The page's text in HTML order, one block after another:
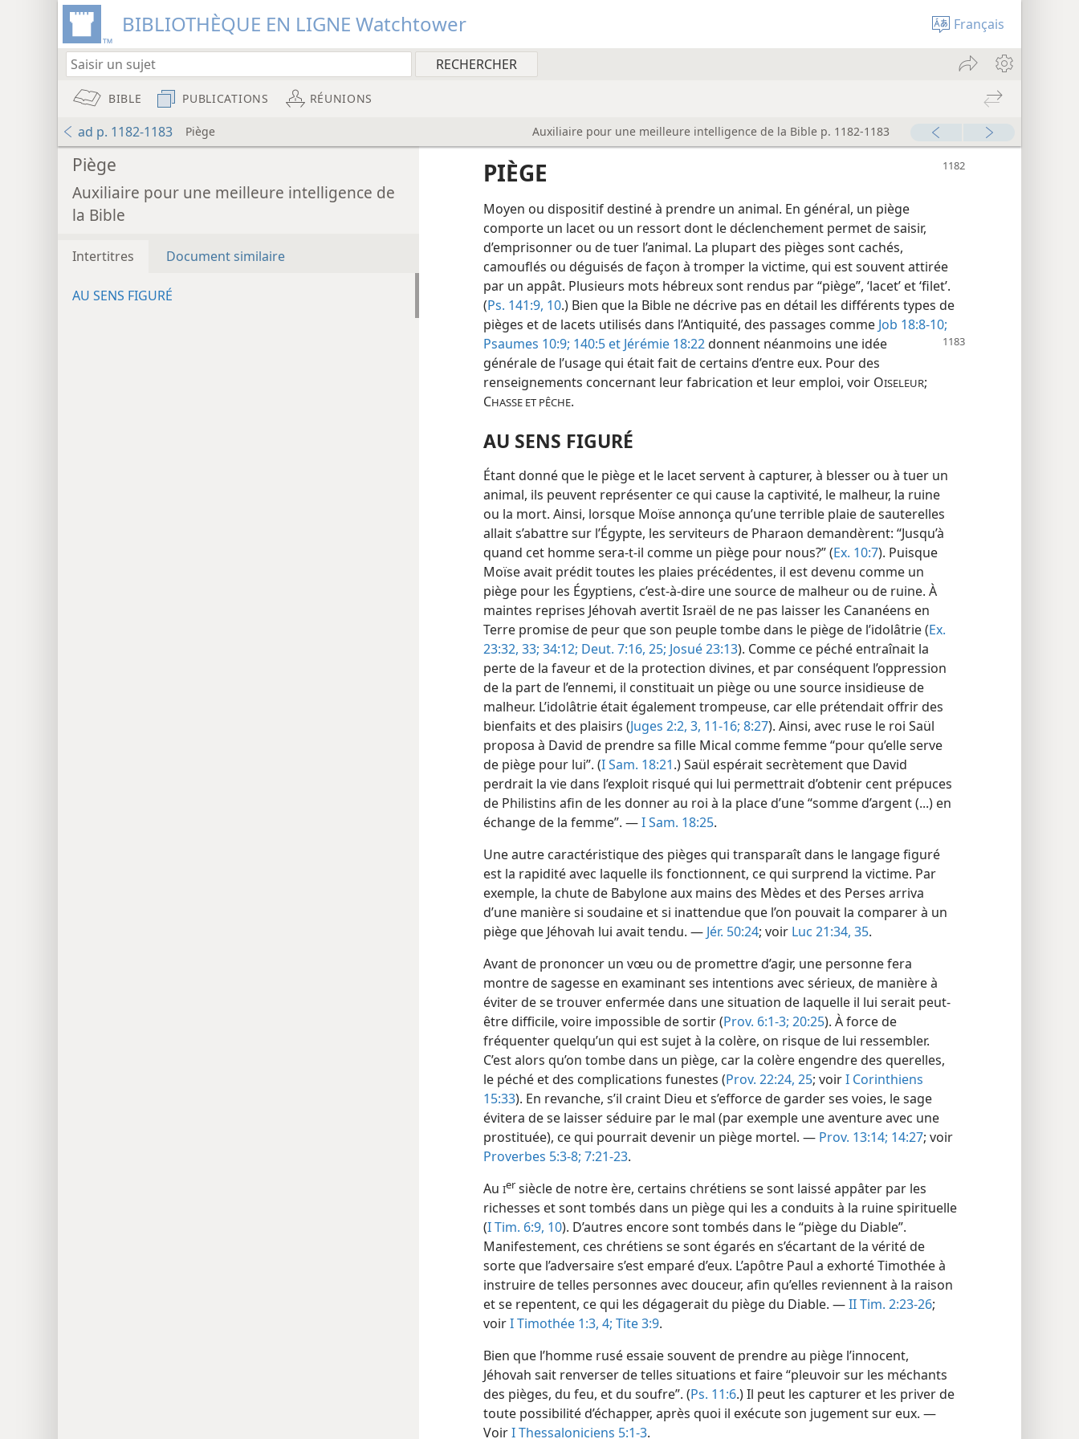
BIBLIOTHÈQUE EN LIGNE Watchtower Français
BIBLE PUBLICATIONS RÉUNIONS
ad p. 1182-1183 Piège Auxiliaire pour une meilleure intelligence de la Bible p. 1182-1183
Piège
Auxiliaire pour une meilleure intelligence de
la Bible
Intertitres Document similaire
AU SENS FIGURÉ
PIÈGE
Moyen ou dispositif destiné à prendre un animal. En général, un piège
comporte un lacet ou un ressort dont le déclenchement permet de saisir,
d’emprisonner ou de tuer l’animal. La plupart des pièges sont cachés,
camouflés ou déguisés de façon à tromper la victime, qui est souvent attirée
par un appât. Plusieurs mots hébreux sont rendus par “piège”, ‘lacet’ et ‘filet’.
(Ps. 141:9, 10.) Bien que la Bible ne décrive pas en détail les différents types de
pièges et de lacets utilisés dans l’Antiquité, des passages comme Job 18:8-10;
Psaumes 10:9; 140:5 et Jérémie 18:22donnent néanmoins une idée
générale de l’usage qui était fait de certains d’entre eux. Pour des
renseignements concernant leur fabrication et leur emploi, voir OISELEUR;
CHASSE ET PÊCHE.
AU SENS FIGURÉ
Étant donné que le piège et le lacet servent à capturer, à blesser ou à tuer un
animal, ils peuvent représenter ce qui cause la captivité, le malheur, la ruine
ou la mort. Ainsi, lorsque Moïse annonça qu’une terrible plaie de sauterelles
allait s’abattre sur l’Égypte, les serviteurs de Pharaon demandèrent: “Jusqu’à
quand cet homme sera-​t-​il comme un piège pour nous?” (Ex. 10:7). Puisque
Moïse avait prédit toutes les plaies précédentes, il est devenu comme un
piège pour les Égyptiens, c’est-à-dire une source de malheur ou de ruine. À
maintes reprises Jéhovah avertit Israël de ne pas laisser les Cananéens en
Terre promise de peur que son peuple tombe dans le piège de l’idolâtrie (Ex.
23:32, 33; 34:12; Deut. 7:16, 25; Josué 23:13). Comme ce péché entraînait la
perte de la faveur et de la protection divines, et par conséquent l’oppression
de la part de l’ennemi, il constituait un piège ou une source insidieuse de
malheur. L’idolâtrie était également trompeuse, car elle prétendait offrir des
bienfaits et des plaisirs (Juges 2:2, 3, 11-16; 8:27). Ainsi, avec ruse le roi Saül
proposa à David de prendre sa fille Mical comme femme “pour qu’elle serve
de piège pour lui”. (I Sam. 18:21.) Saül espérait secrètement que David
perdrait la vie dans l’exploit risqué qui lui permettrait d’obtenir cent prépuces
de Philistins afin de les donner au roi à la place d’une “somme d’argent (...) en
échange de la femme”. —I Sam. 18:25.
Une autre caractéristique des pièges qui transparaît dans le langage figuré
est la rapidité avec laquelle ils fonctionnent, ce qui surprend la victime. Par
exemple, la chute de Babylone aux mains des Mèdes et des Perses arriva
d’une manière si soudaine et si inattendue que l’on pouvait la comparer à un
piège que Jéhovah lui avait tendu. — Jér. 50:24; voir Luc 21:34, 35.
Avant de prononcer un vœu ou de promettre d’agir, une personne fera
montre de sagesse en examinant ses intentions avec sérieux, de manière à
éviter de se trouver enfermée dans une situation de laquelle il lui serait peut-
être difficile, voire impossible de sortir (Prov. 6:1-3; 20:25). À force de
fréquenter quelqu’un qui est sujet à la colère, on risque de lui ressembler.
C’est alors qu’on tombe dans un piège, car la colère engendre des querelles,
le péché et des complications funestes (Prov. 22:24, 25; voirI Corinthiens
15:33). En revanche, s’il craint Dieu et s’efforce de garder ses voies, le sage
évitera de se laisser séduire par le mal (par exemple une aventure avec une
prostituée), ce qui pourrait devenir un piège mortel. — Prov. 13:14; 14:27; voir
Proverbes 5:3-8; 7:21-23.
Au Ier siècle de notre ère, certains chrétiens se sont laissé appâter par les
richesses et sont tombés dans un piège qui les a conduits à la ruine spirituelle
(I Tim. 6:9, 10). D’autres encore sont tombés dans le “piège du Diable”.
Manifestement, ces chrétiens se sont égarés en s’écartant de la vérité de
sorte que l’adversaire s’est emparé d’eux. L’apôtre Paul a exhorté Timothée à
instruire de telles personnes avec douceur, afin qu’elles reviennent à la raison
et se repentent, ce qui les dégagerait du piège du Diable. —II Tim. 2:23-26;
voirI Timothée 1:3, 4; Tite 3:9.
Bien que l’homme rusé essaie souvent de prendre au piège l’innocent,
Jéhovah sait renverser de telles situations et faire “pleuvoir sur les méchants
des pièges, du feu, et du soufre”. (Ps. 11:6.) Il peut les capturer et les priver de
toute possibilité d’échapper, après quoi il exécute son jugement sur eux. —
VoirI Thessaloniciens 5:1-3.